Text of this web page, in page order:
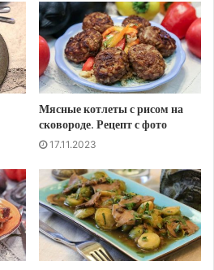
Мясные котлеты с рисом на
сковороде. Рецепт с фото
17.11.2023